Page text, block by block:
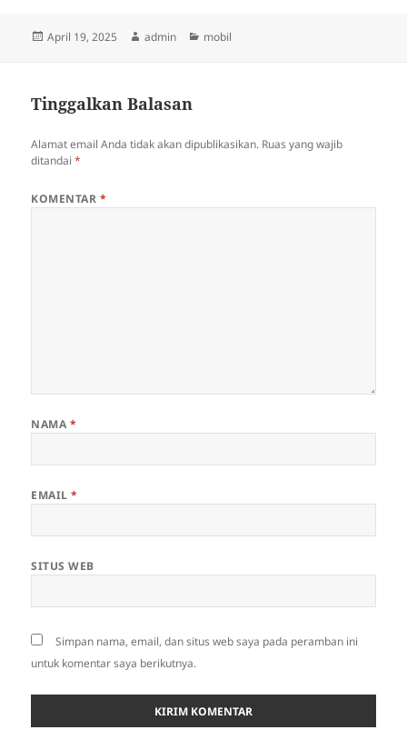
Diposkan
April 19, 2025 Penulis
admin Kategori
mobil
Tinggalkan Balasan
Alamat email Anda tidak akan dipublikasikan. Ruas yang wajib
ditandai*
KOMENTAR *
NAMA *
EMAIL*
SITUS WEB
Simpan nama, email, dan situs web saya pada peramban ini
untuk komentar saya berikutnya.